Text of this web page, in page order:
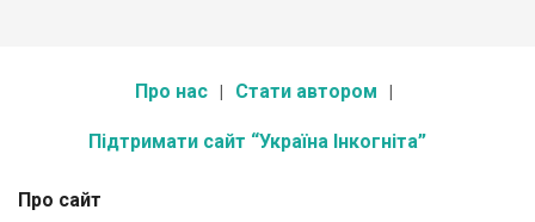
Про нас Стати автором
Підтримати сайт “Україна Інкогніта”
Про сайт